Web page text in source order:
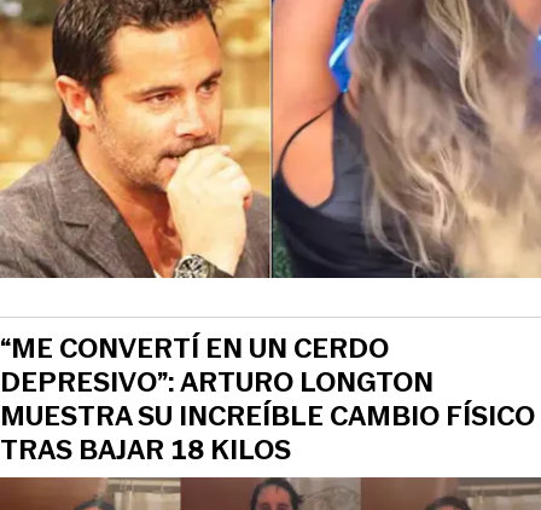
“ME CONVERTÍ EN UN CERDO
DEPRESIVO”: ARTURO LONGTON
MUESTRA SU INCREÍBLE CAMBIO FÍSICO
TRAS BAJAR 18 KILOS